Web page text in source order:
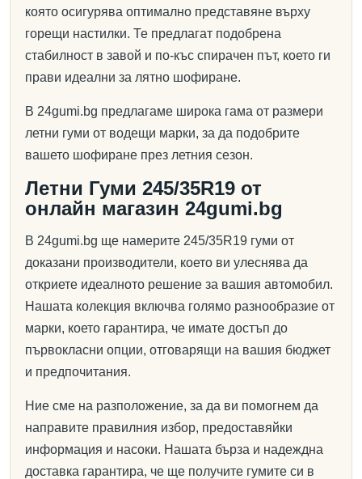
която осигурява оптимално представяне върху
горещи настилки. Те предлагат подобрена
стабилност в завой и по-къс спирачен път, което ги
прави идеални за лятно шофиране.
В 24gumi.bg предлагаме широка гама от размери
летни гуми от водещи марки, за да подобрите
вашето шофиране през летния сезон.
Летни Гуми 245/35R19 от
онлайн магазин 24gumi.bg
В 24gumi.bg ще намерите 245/35R19 гуми от
доказани производители, което ви улеснява да
откриете идеалното решение за вашия автомобил.
Нашата колекция включва голямо разнообразие от
марки, което гарантира, че имате достъп до
първокласни опции, отговарящи на вашия бюджет
и предпочитания.
Ние сме на разположение, за да ви помогнем да
направите правилния избор, предоставяйки
информация и насоки. Нашата бърза и надеждна
доставка гарантира, че ще получите гумите си в